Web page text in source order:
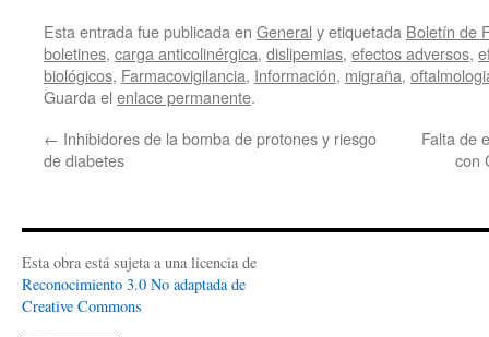
Esta entrada fue publicada en General y etiquetada Boletín de
boletines, carga anticolinérgica, dislipemias, efectos adversos,
biológicos, Farmacovigilancia, Información, migraña,
Guarda el enlace permanente.
← Inhibidores de la bomba de protones y riesgo
de diabetes
Falta de
con
Esta obra está sujeta a una licencia de
Reconocimiento 3.0 No adaptada de
Creative Commons